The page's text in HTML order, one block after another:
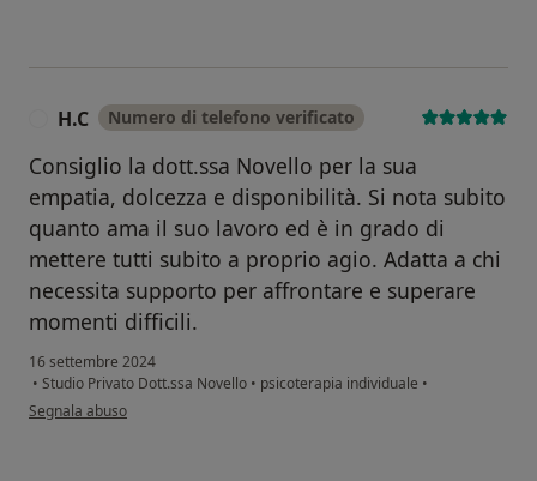
H.C Numero di telefono verificato
Consiglio la dott.ssa Novello per la sua
empatia, dolcezza e disponibilità. Si nota subito
quanto ama il suo lavoro ed è in grado di
mettere tutti subito a proprio agio. Adatta a chi
necessita supporto per affrontare e superare
momenti difficili.
16 settembre 2024
• Studio Privato Dott.ssa Novello • psicoterapia individuale •
secondo l'opinione dell'utente H.C
Segnala abuso